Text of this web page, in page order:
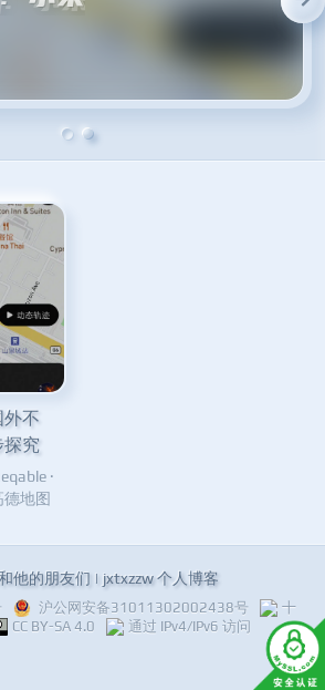
不
探究
·
德地图
他的朋友们 | jxtxzzw 个人博客
沪公网安备31011302002438号
十
CC BY-SA 4.0 通过 IPv4/IPv6 访问